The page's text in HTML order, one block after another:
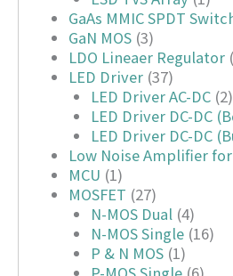
GaAs MMIC SPDT
GaN MOS (3)
LDO Lineaer Regulator
LED Driver (37)
LED Driver AC-DC (2)
LED Driver DC-DC
LED Driver DC-DC
Low Noise Amplifier for
MCU (1)
MOSFET (27)
N-MOS Dual (4)
N-MOS Single (16)
P & N MOS (1)